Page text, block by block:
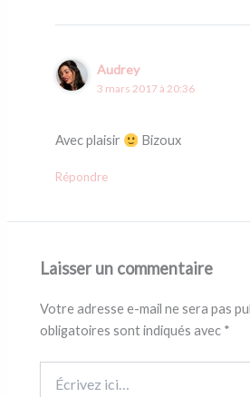
Audrey
3 mars 2017 à 20:36
Avec plaisir Bizoux
Répondre
Laisser un commentaire
Votre adresse e-mail ne sera pas
obligatoires sont indiqués avec *
ici…